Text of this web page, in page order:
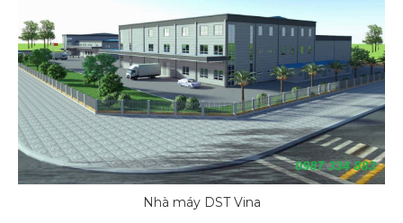
Nhà máy DST Vina